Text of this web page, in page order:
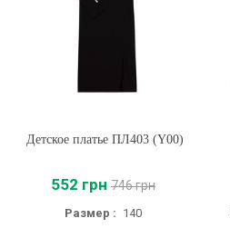
Детское платье ПЛ403 (Y00)
552 грн 746 грн
Размер : 140